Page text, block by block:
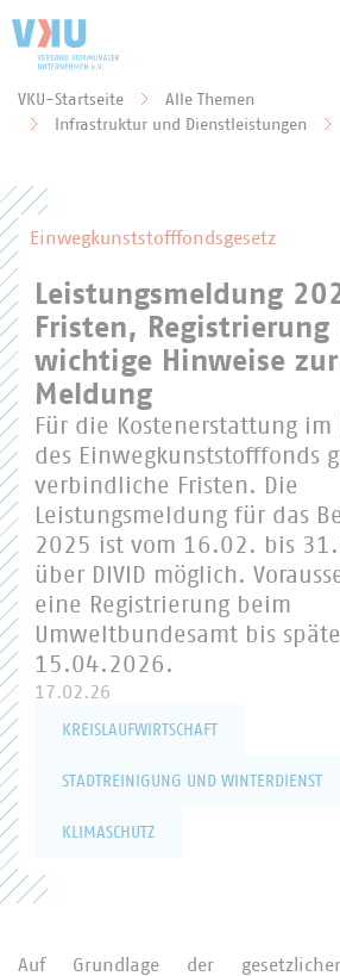
Sie befinden sich hier:
VKU-Startseite
Alle Themen
Infrastruktur und Dienstleistungen
Einwegkunststofffondsgesetz
Leistungsmeldung
Fristen, Registrierung
wichtige Hinweise zur
Meldung
Für die Kostenerstattung im
des Einwegkunststofffonds
verbindliche Fristen. Die
Leistungsmeldung für das
2025 ist vom 16.02. bis
über DIVID möglich.
eine Registrierung beim
Umweltbundesamt bis
15.04.2026.
17.02.26
KREISLAUFWIRTSCHAFT
STADTREINIGUNG UND WINTERDIENST
KLIMASCHUTZ
Auf Grundlage der